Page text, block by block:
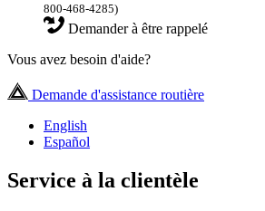
800-468-4285)
Demander à être rappelé
Vous avez besoin d'aide?
Demande d'assistance routière
English
Español
Service à la clientèle